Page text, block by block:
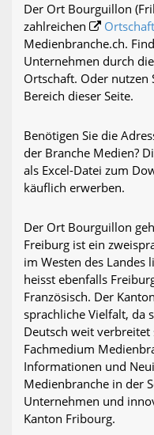
Der Ort Bourguillon
zahlreichen
Medienbranche.ch.
Unternehmen durch
Ortschaft. Oder nutzen
Bereich dieser Seite.
Benötigen Sie die
der Branche Medien?
als Excel-Datei zum
käuflich erwerben.
Der Ort Bourguillon
Freiburg ist ein
im Westen des Landes
heisst ebenfalls
Französisch. Der
sprachliche Vielfalt, da
Deutsch weit
Fachmedium
Informationen und
Medienbranche in der
Unternehmen und
Kanton Fribourg.